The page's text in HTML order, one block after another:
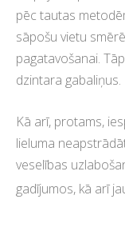
pēc tautas
sāpošu vietu
pagatavošanai.
dzintara gabaliņus.
Kā arī, protams,
lieluma
veselības
gadījumos, kā arī